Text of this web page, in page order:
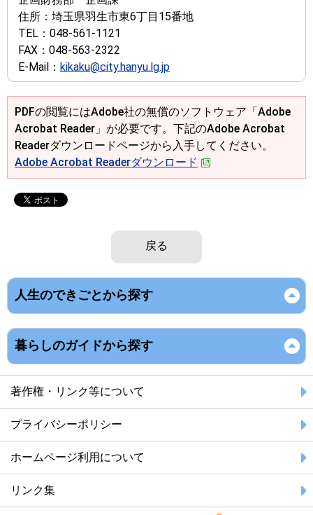
住所： 埼玉県羽生市東6丁目15番地
TEL： 048-561-1121
FAX： 048-563-2322
E-Mail： kikaku@city.hanyu.lg.jp
PDFの閲覧にはAdobe社の無償のソフトウェア「Adobe
Acrobat Reader」が必要です。下記のAdobe Acrobat
Readerダウンロードページから入手してください。
Adobe Acrobat Readerダウンロード
戻る
人生のできごとから探す
暮らしのガイドから探す
著作権・リンク等について
プライバシーポリシー
ホームページ利用について
リンク集